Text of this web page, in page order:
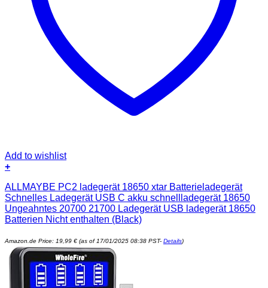
Add to wishlist
+
ALLMAYBE PC2 ladegerät 18650 xtar Batterieladegerät
Schnelles Ladegerät USB C akku schnellladegerät 18650
Ungeahntes 20700 21700 Ladegerät USB ladegerät 18650
Batterien Nicht enthalten (Black)
Amazon.de Price: 19,99 € (as of 17/01/2025 08:38 PST- Details)